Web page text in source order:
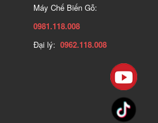
Máy Chế Biến Gỗ:
0981.118.008
Đại lý: 0962.118.008